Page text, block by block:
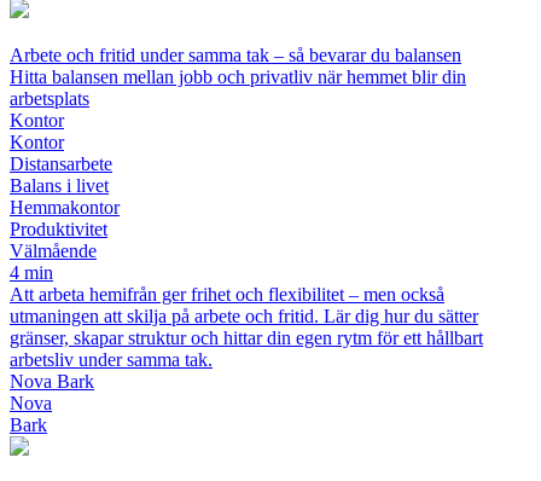
Arbete och fritid under samma tak – så bevarar du balansen
Hitta balansen mellan jobb och privatliv när hemmet blir din
arbetsplats
Kontor
Kontor
Distansarbete
Balans i livet
Hemmakontor
Produktivitet
Välmående
4 min
Att arbeta hemifrån ger frihet och flexibilitet – men också
utmaningen att skilja på arbete och fritid. Lär dig hur du sätter
gränser, skapar struktur och hittar din egen rytm för ett hållbart
arbetsliv under samma tak.
Nova Bark
Nova
Bark